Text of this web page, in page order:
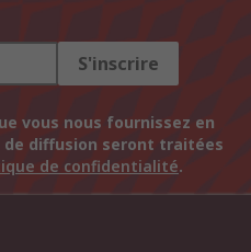
S'inscrire
vous nous fournissez en
diffusion seront traitées
de confidentialité.